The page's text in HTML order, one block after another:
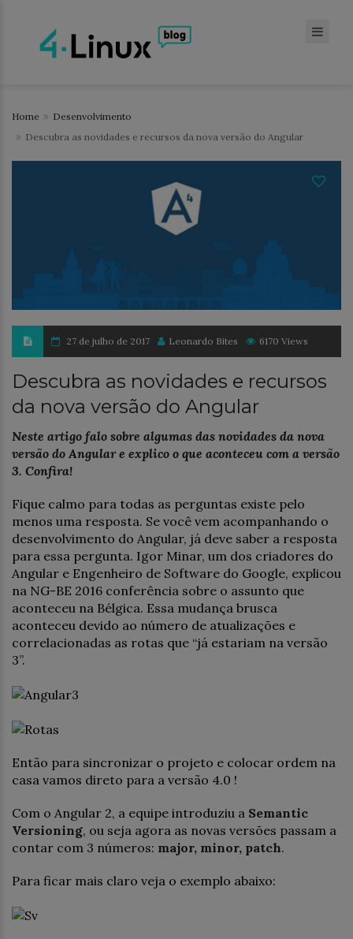
Home
Desenvolvimento
Descubra as novidades e recursos da nova versão do Angular
27 de julho de 2017 Leonardo Bites 6170 Views
Descubra as novidades e recursos
da nova versão do Angular
Neste artigo falo sobre algumas das novidades da nova
versão do Angular e explico o que aconteceu com a versão
3. Confira!
Fique calmo para todas as perguntas existe pelo
menos uma resposta. Se você vem acompanhando o
desenvolvimento do Angular, já deve saber a resposta
para essa pergunta. Igor Minar, um dos criadores do
Angular e Engenheiro de Software do Google, explicou
na NG-BE 2016 conferência sobre o assunto que
aconteceu na Bélgica. Essa mudança brusca
aconteceu devido ao número de atualizações e
correlacionadas as rotas que “já estariam na versão
3”.
Então para sincronizar o projeto e colocar ordem na
casa vamos direto para a versão 4.0 !
Com o Angular 2, a equipe introduziu a Semantic
Versioning, ou seja agora as novas versões passam a
contar com 3 números: major, minor, patch.
Para ficar mais claro veja o exemplo abaixo: